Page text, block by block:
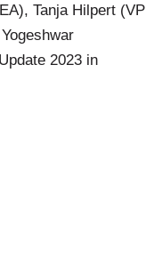
Tanja Hilpert (VP
2023 in